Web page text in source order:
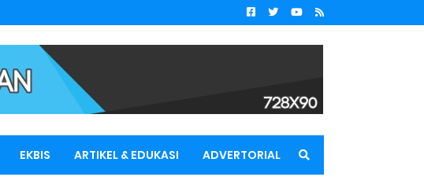
EKBIS ARTIKEL & EDUKASI ADVERTORIAL